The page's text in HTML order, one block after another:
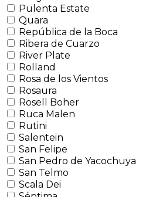
Pulenta Estate
Quara
República de la Boca
Ribera de Cuarzo
River Plate
Rolland
Rosa de los Vientos
Rosaura
Rosell Boher
Ruca Malen
Rutini
Salentein
San Felipe
San Pedro de Yacochuya
San Telmo
Scala Dei